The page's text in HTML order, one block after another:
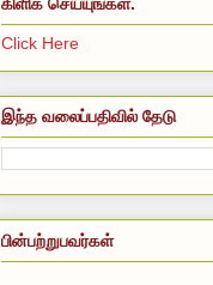
Click Here
இந்த வலைப்பதிவில் தேடு
பின்பற்றுபவர்கள்